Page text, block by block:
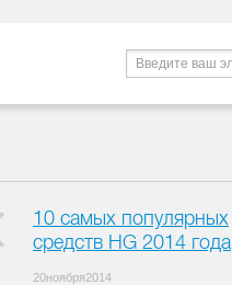
10 самых популярных
средств HG 2014 года
20ноября2014